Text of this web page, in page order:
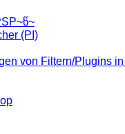
(PI)
von Filtern/Plugins in